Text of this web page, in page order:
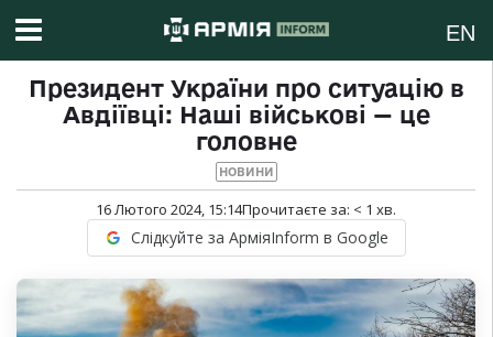
EN
Президент України про ситуацію в
Авдіївці: Наші військові — це
головне
НОВИНИ
16 Лютого 2024, 15:14Прочитаєте за: < 1 хв.
Слідкуйте за АрміяInform в Google